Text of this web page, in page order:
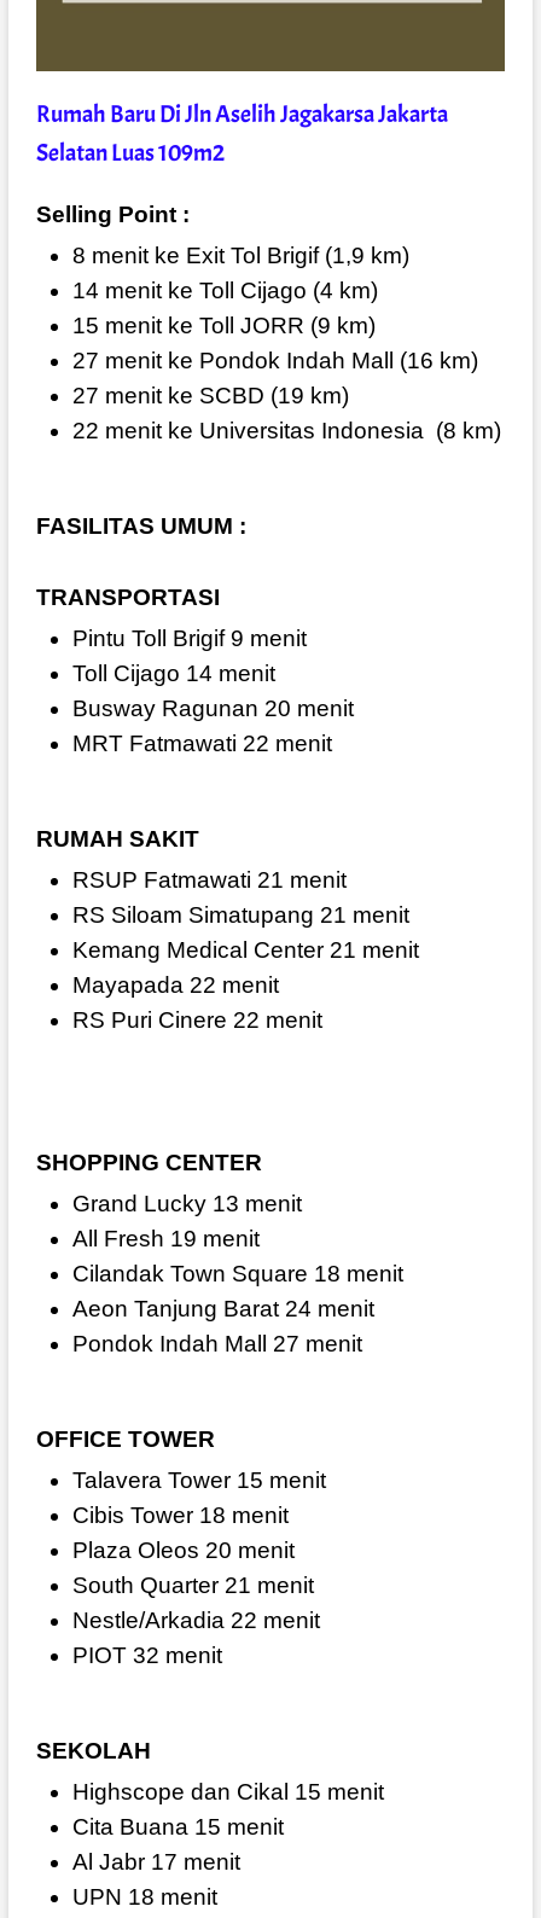
Rumah Baru Di Jln Aselih Jagakarsa Jakarta
Selatan Luas 109m2
Selling Point :
8 menit ke Exit Tol Brigif (1,9 km)
14 menit ke Toll Cijago (4 km)
15 menit ke Toll JORR (9 km)
27 menit ke Pondok Indah Mall (16 km)
27 menit ke SCBD (19 km)
22 menit ke Universitas Indonesia (8 km)
FASILITAS UMUM :
TRANSPORTASI
Pintu Toll Brigif 9 menit
Toll Cijago 14 menit
Busway Ragunan 20 menit
MRT Fatmawati 22 menit
RUMAH SAKIT
RSUP Fatmawati 21 menit
RS Siloam Simatupang 21 menit
Kemang Medical Center 21 menit
Mayapada 22 menit
RS Puri Cinere 22 menit
SHOPPING CENTER
Grand Lucky 13 menit
All Fresh 19 menit
Cilandak Town Square 18 menit
Aeon Tanjung Barat 24 menit
Pondok Indah Mall 27 menit
OFFICE TOWER
Talavera Tower 15 menit
Cibis Tower 18 menit
Plaza Oleos 20 menit
South Quarter 21 menit
Nestle/Arkadia 22 menit
PIOT 32 menit
SEKOLAH
Highscope dan Cikal 15 menit
Cita Buana 15 menit
Al Jabr 17 menit
UPN 18 menit